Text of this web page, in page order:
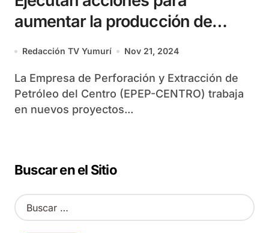
aumentar la producción de
petróleo en Matanzas
Redacción TV Yumurí Nov 21, 2024
La Empresa de Perforación y Extracción de
Petróleo del Centro (EPEP-CENTRO) trabaja
en nuevos proyectos...
Buscar en el Sitio
B
u